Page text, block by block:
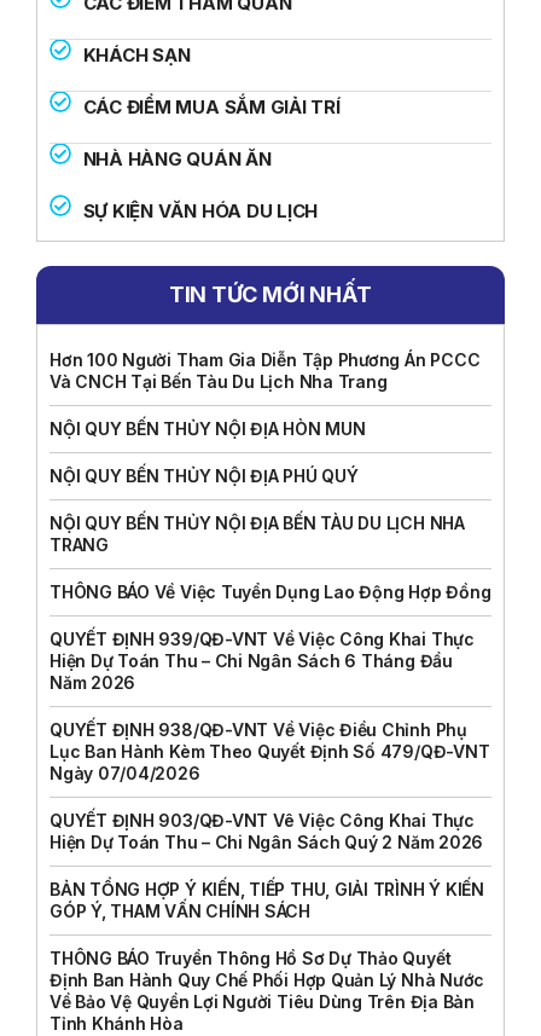
KHÁCH SẠN
CÁC ĐIỂM MUA SẮM GIẢI TRÍ
NHÀ HÀNG QUÁN ĂN
SỰ KIỆN VĂN HÓA DU LỊCH
TIN TỨC MỚI NHẤT
Hơn 100 Người Tham Gia Diễn Tập Phương Án PCCC
Và CNCH Tại Bến Tàu Du Lịch Nha Trang
NỘI QUY BẾN THỦY NỘI ĐỊA HÒN MUN
NỘI QUY BẾN THỦY NỘI ĐỊA PHÚ QUÝ
NỘI QUY BẾN THỦY NỘI ĐỊA BẾN TÀU DU LỊCH NHA
TRANG
THÔNG BÁO Về Việc Tuyển Dụng Lao Động Hợp Đồng
QUYẾT ĐỊNH 939/QĐ-VNT Về Việc Công Khai Thực
Hiện Dự Toán Thu – Chi Ngân Sách 6 Tháng Đầu
Năm 2026
QUYẾT ĐỊNH 938/QĐ-VNT Về Việc Điều Chỉnh Phụ
Lục Ban Hành Kèm Theo Quyết Định Số 479/QĐ-VNT
Ngày 07/04/2026
QUYẾT ĐỊNH 903/QĐ-VNT Vê Việc Công Khai Thực
Hiện Dự Toán Thu – Chi Ngân Sách Quý 2 Năm 2026
BẢN TỔNG HỢP Ý KIẾN, TIẾP THU, GIẢI TRÌNH Ý KIẾN
GÓP Ý, THAM VẤN CHÍNH SÁCH
THÔNG BÁO Truyền Thông Hồ Sơ Dự Thảo Quyết
Định Ban Hành Quy Chế Phối Hợp Quản Lý Nhà Nước
Về Bảo Vệ Quyền Lợi Người Tiêu Dùng Trên Địa Bàn
Tỉnh Khánh Hòa